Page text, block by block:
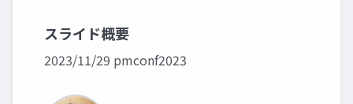
スライド概要
2023/11/29 pmconf2023